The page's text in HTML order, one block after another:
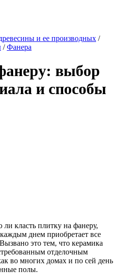
и ее производных /
/Фанера
выбор
и способы
класть плитку на фанеру,
днем приобретает все
это тем, что керамика
отделочным
во многих домах и по сей день
полы.